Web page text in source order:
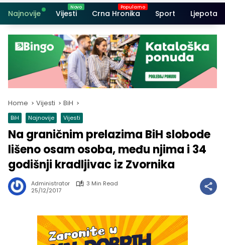
Najnovije Vijesti Crna Hronika Sport Ljepota i
Home Vijesti BiH
BiH Najnovije Vijesti
Na graničnim prelazima BiH slobode
lišeno osam osoba, među njima i 34
godišnji kradljivac iz Zvornika
Administrator
3 Min Read
25/12/2017